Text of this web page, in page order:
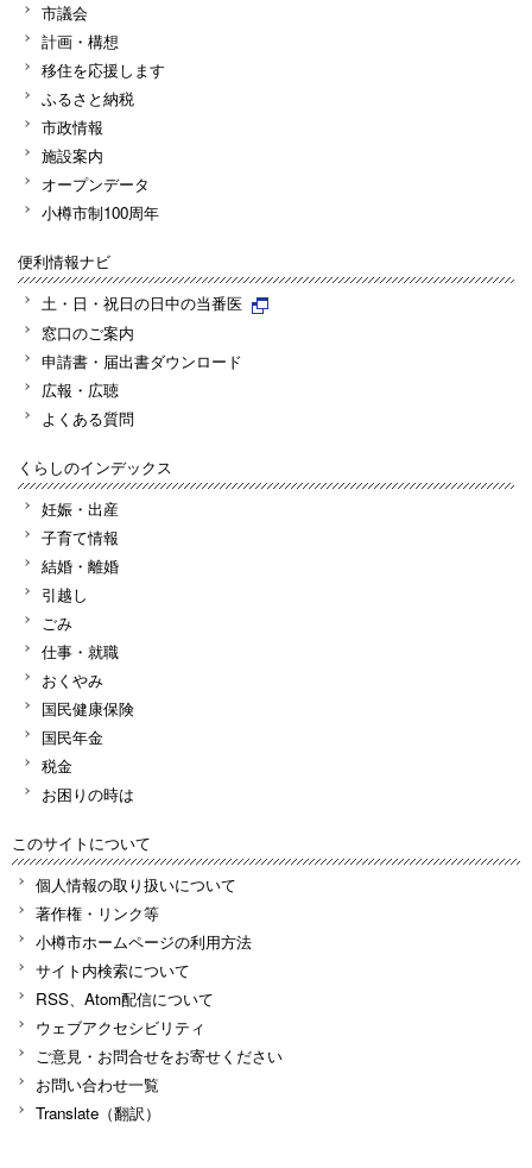
市議会
計画・構想
移住を応援します
ふるさと納税
市政情報
施設案内
オープンデータ
小樽市制100周年
便利情報ナビ
土・日・祝日の日中の当番医
窓口のご案内
申請書・届出書ダウンロード
広報・広聴
よくある質問
くらしのインデックス
妊娠・出産
子育て情報
結婚・離婚
引越し
ごみ
仕事・就職
おくやみ
国民健康保険
国民年金
税金
お困りの時は
このサイトについて
個人情報の取り扱いについて
著作権・リンク等
小樽市ホームページの利用方法
サイト内検索について
RSS、Atom配信について
ウェブアクセシビリティ
ご意見・お問合せをお寄せください
お問い合わせ一覧
Translate（翻訳）